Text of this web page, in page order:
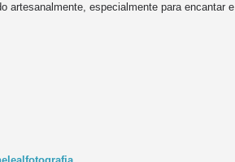
artesanalmente, especialmente para encantar